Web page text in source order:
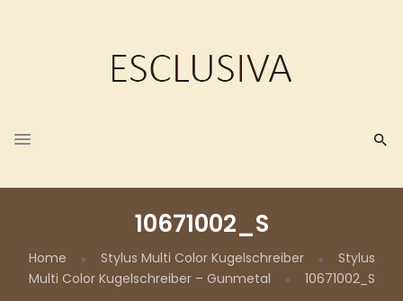
10671002_S
Home Stylus Multi Color Kugelschreiber
Stylus
Multi Color Kugelschreiber – Gunmetal
10671002_S